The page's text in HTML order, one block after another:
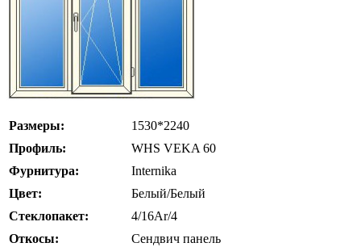
Размеры:
1530*2240
Профиль:
WHS VEKA 60
Фурнитура:
Internika
Цвет:
Белый/Белый
Стеклопакет:
4/16Ar/4
Откосы:
Сендвич панель